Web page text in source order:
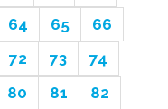
64 65
66
72 73
74
80 81
82